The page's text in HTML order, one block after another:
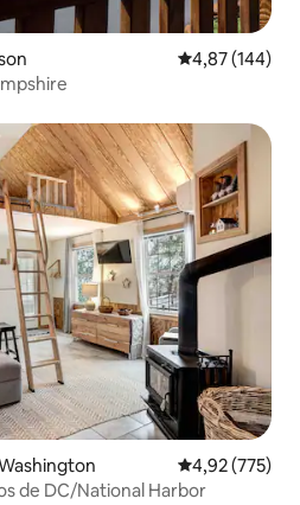
4,87 de uma
4,87 (144)
4,92 de uma
4,92 (775)
de DC/National Harbor